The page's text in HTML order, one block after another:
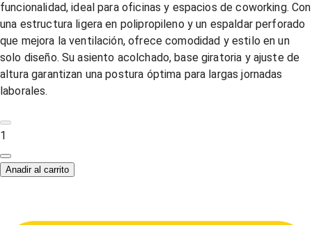
funcionalidad, ideal para oficinas y espacios de coworking. Con
una estructura ligera en polipropileno y un espaldar perforado
que mejora la ventilación, ofrece comodidad y estilo en un
solo diseño. Su asiento acolchado, base giratoria y ajuste de
altura garantizan una postura óptima para largas jornadas
laborales.
1
Anadir al carrito